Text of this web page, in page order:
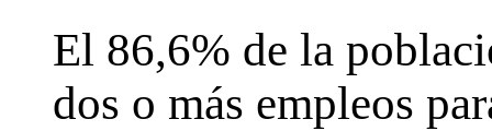
El 86,6% de la
dos o más empleos